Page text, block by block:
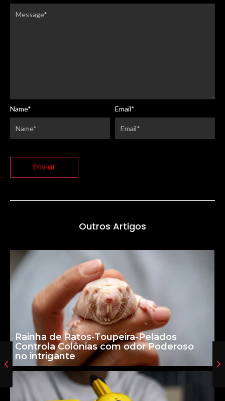
Name* Email*
Outros Artigos
Rainha de Ratos-Toupeira-Pelados
Controla Colônias com odor Poderoso
no intrigante